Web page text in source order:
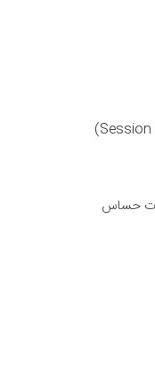
حساس